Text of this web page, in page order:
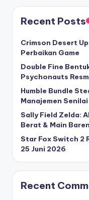
Recent Posts
Crimson Desert
Perbaikan Game
Double Fine
Psychonauts
Humble Bundle
Manajemen
Sally Field Zelda:
Berat & Main
Star Fox Switch 2
25 Juni 2026
Recent